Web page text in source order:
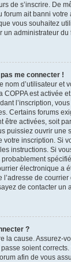
de s’inscrire. De
forum ait banni votre
vous souhaitez
un administrateur du
me connecter !
nom d’utilisateur et
est activée
l’inscription,
Certains forums
être activées, soit
puissiez ouvrir une
votre inscription. Si
instructions. Si
électronique a
l’adresse de
de contacter un
?
la cause. Assurez-
soient
afin de vous